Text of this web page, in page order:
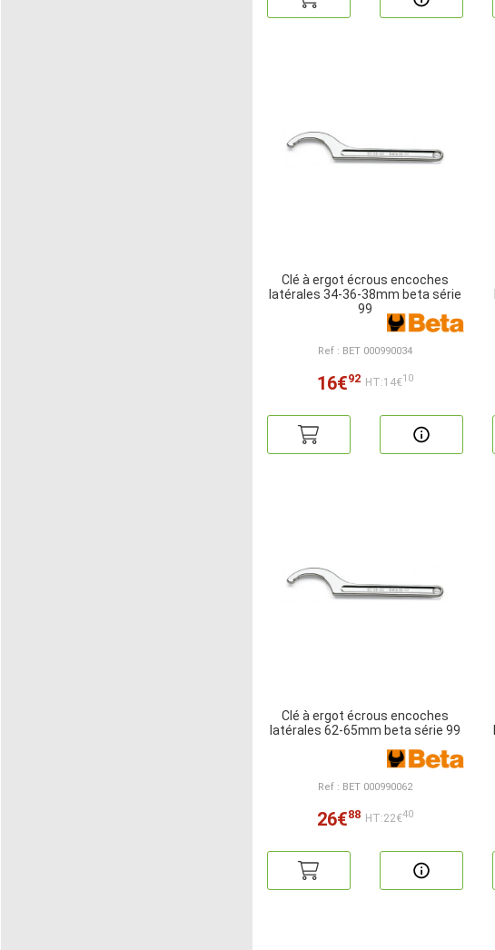
Clé à ergot écrous encoches
latérales 34-36-38mm beta série
99
Ref : BET 000990034
16€92 HT:14€10
Clé à ergot écrous encoches
latérales 62-65mm beta série 99
Ref : BET 000990062
26€88 HT:22€40